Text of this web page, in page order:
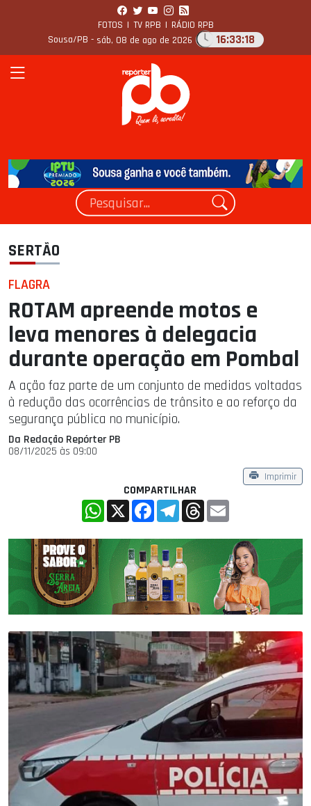
FOTOS | TV RPB | RÁDIO RPB
Sousa/PB - sáb, 08 de ago de 2026 16:33:19
SERTÃO
FLAGRA
ROTAM apreende motos e
leva menores à delegacia
durante operação em Pombal
A ação faz parte de um conjunto de medidas voltadas
à redução das ocorrências de trânsito e ao reforço da
segurança pública no município.
Da Redação Repórter PB
08/11/2025 às 09:00
Imprimir
COMPARTILHAR
WhatsApp
X FacebookTelegramThreads